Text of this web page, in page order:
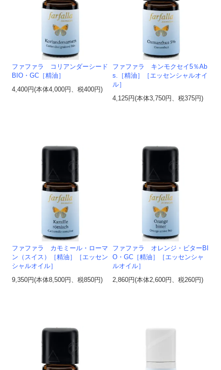
ファファラ コリアンダーシード
BIO・GC［精油］
4,400円(本体4,000円、税400円)
ファファラ キンモクセイ5％Ab
s.［精油］［エッセンシャルオイ
ル］
4,125円(本体3,750円、税375円)
ファファラ カモミール・ローマ
ン（スイス）［精油］［エッセン
シャルオイル］
9,350円(本体8,500円、税850円)
ファファラ オレンジ・ビターBI
O・GC［精油］［エッセンシャ
ルオイル］
2,860円(本体2,600円、税260円)